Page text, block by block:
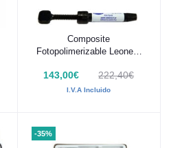
Añadir al carrito
Composite
Fotopolimerizable Leone 4
143,00€ 222,40€
I.V.A Incluido
-35%